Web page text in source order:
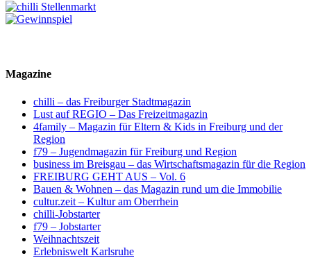
Magazine
chilli – das Freiburger Stadtmagazin
Lust auf REGIO – Das Freizeitmagazin
4family – Magazin für Eltern & Kids in Freiburg und der
Region
f79 – Jugendmagazin für Freiburg und Region
business im Breisgau – das Wirtschaftsmagazin für die Region
FREIBURG GEHT AUS – Vol. 6
Bauen & Wohnen – das Magazin rund um die Immobilie
cultur.zeit – Kultur am Oberrhein
chilli-Jobstarter
f79 – Jobstarter
Weihnachtszeit
Erlebniswelt Karlsruhe